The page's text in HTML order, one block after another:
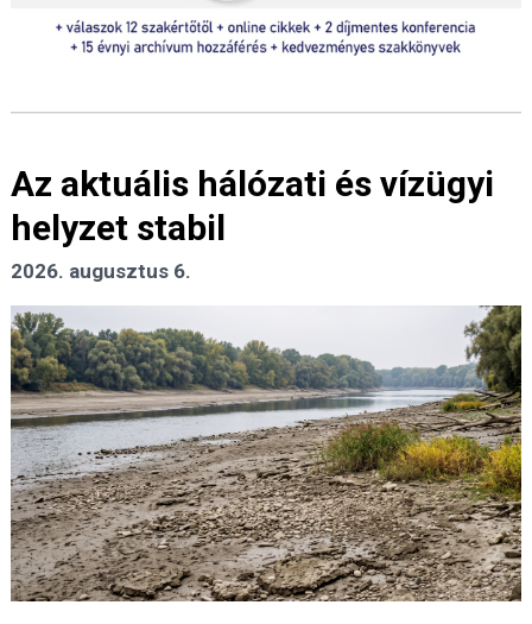
Az aktuális hálózati és vízügyi
helyzet stabil
2026. augusztus 6.